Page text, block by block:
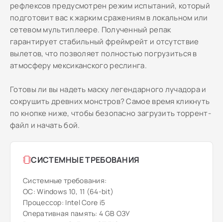
рефлексов предусмотрен режим испытаний, который
подготовит вас к жарким сражениям в локальном или
сетевом мультиплеере. Полученный репак
гарантирует стабильный фреймрейт и отсутствие
вылетов, что позволяет полностью погрузиться в
атмосферу мексиканского реслинга.
Готовы ли вы надеть маску легендарного лучадора и
сокрушить древних монстров? Самое время кликнуть
по кнопке ниже, чтобы безопасно загрузить торрент-
файл и начать бой.
СИСТЕМНЫЕ ТРЕБОВАНИЯ
Системные требования:
ОС: Windows 10, 11 (64-bit)
Процессор: Intel Core i5
Оперативная память: 4 GB ОЗУ